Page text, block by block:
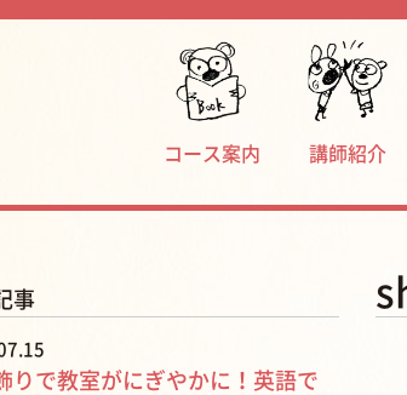
コース案内 講師紹介
事
りで教室がにぎやかに！英語で